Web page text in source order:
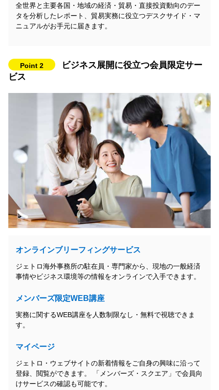
全世界と主要各国・地域の経済・貿易・直接投資動向のデー
タを分析したレポート、貿易実務に役立つデスクサイド・マ
ニュアルがお手元に届きます。
Point 2
ビジネス展開に役立つ会員限定サー
ビス
オンラインブリーフィングサービス
ジェトロ海外事務所の駐在員・専門家から、現地の一般経済
事情やビジネス環境等の情報をオンラインで入手できます。
メンバーズ限定WEB講座
実務に関するWEB講座を人数制限なし・無料で視聴できま
す。
マイページ
ジェトロ・ウェブサイトの新着情報をご自身の興味に沿って
登録、閲覧ができます。 「メンバーズ・スクエア」で会員向
けサービスの確認も可能です。